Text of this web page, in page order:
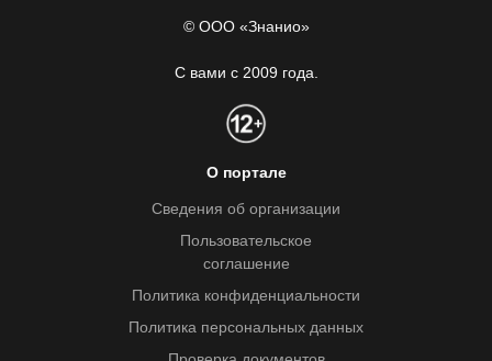
© ООО «Знанио»
С вами с 2009 года.
О портале
Сведения об организации
Пользовательское
соглашение
Политика конфиденциальности
Политика персональных данных